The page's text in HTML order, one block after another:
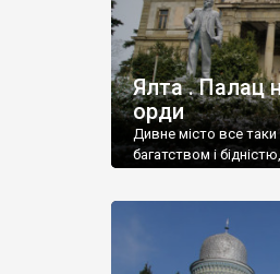
Ялта . Палац
орди
Дивне місто все
багатством і